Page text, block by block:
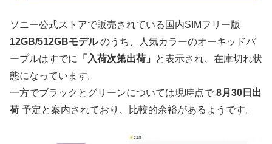
ソニー公式ストアで販売されている国内SIMフリー版
12GB/512GBモデルのうち、人気カラーのオーキッドパ
ープルはすでに
「入荷次第出荷」
と表示され、在庫切れ状
態になっています。
一方でブラックとグリーンについては現時点で 8月30日出
荷 予定と案内されており、比較的余裕があるようです。